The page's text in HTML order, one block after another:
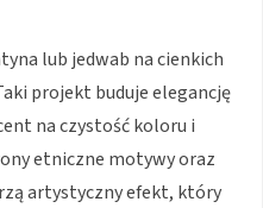
lub jedwab na cienkich
projekt buduje elegancję
na czystość koloru i
etniczne motywy oraz
artystyczny efekt, który